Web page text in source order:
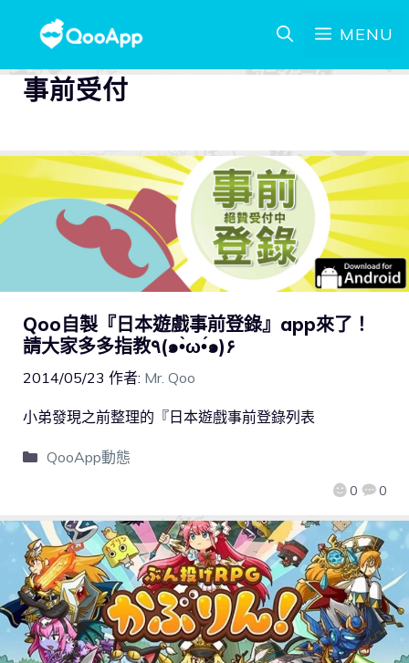
MENU
事前受付
Qoo自製『日本遊戲事前登錄』app來了！
請大家多多指教٩(๑•̀ω•́๑)۶
2014/05/23 作者: Mr. Qoo
0 0
小弟發現之前整理的『日本遊戲事前登錄列表
QooApp動態